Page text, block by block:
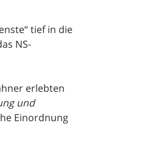
tief in die
NS-
erlebten
und
Einordnung